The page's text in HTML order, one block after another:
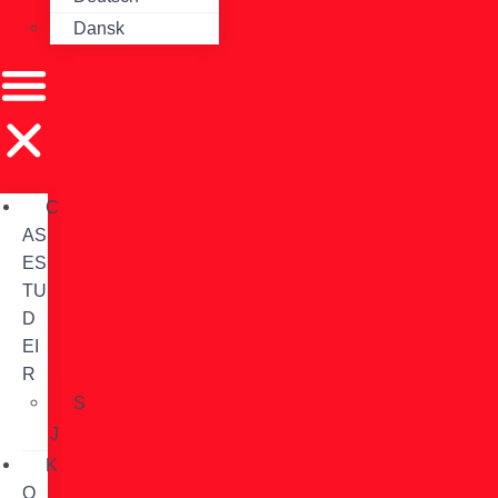
Dansk
C
AS
ES
TU
D
EI
R
S
J
K
O